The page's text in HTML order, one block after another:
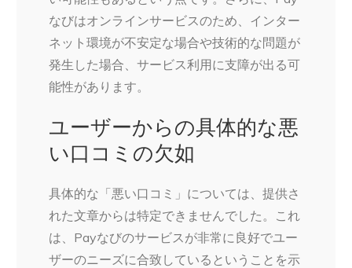
なびはオンラインサービスのため、インター
ネット環境が不安定な場合や技術的な問題が
発生した場合、サービス利用に支障が出る可
能性があります。
ユーザーからの具体的な悪
い口コミの欠如
具体的な「悪い口コミ」については、提供さ
れた文章からは特定できませんでした。これ
は、Payなびのサービスが非常に良好でユー
ザーのニーズに合致しているということを示